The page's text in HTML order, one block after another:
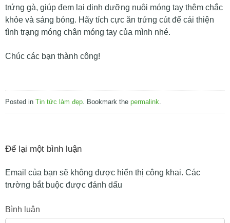
trứng gà, giúp đem lại dinh dưỡng nuôi móng tay thêm chắc
khỏe và sáng bóng. Hãy tích cực ăn trứng cút để cái thiện
tình trạng móng chân móng tay của mình nhé.
Chúc các bạn thành công!
Posted in Tin tức làm đẹp. Bookmark the permalink.
Để lại một bình luận
Email của bạn sẽ không được hiển thị công khai. Các
trường bắt buộc được đánh dấu
Bình luận